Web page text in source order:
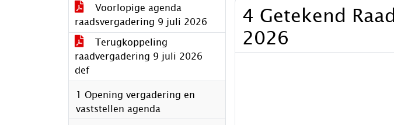
Voorlopige agenda
raadsvergadering 9 juli 2026
Terugkoppeling
raadvergadering 9 juli 2026
def
1 Opening vergadering en
vaststellen agenda
4 Getekend
2026